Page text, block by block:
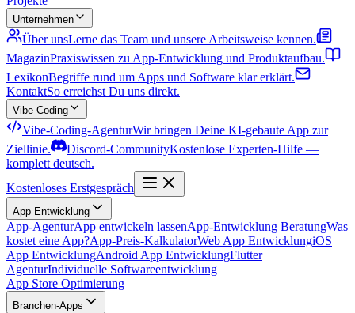
Unternehmen
Über unsLerne das Team und unsere Arbeitsweise kennen.
MagazinPraxiswissen zu App-Entwicklung und Produktaufbau.
LexikonBegriffe rund um Apps und Software klar erklärt.
KontaktSo erreichst Du uns direkt.
Vibe Coding
Vibe-Coding-AgenturWir bringen Deine KI-gebaute App zur
Ziellinie.
Discord-CommunityKostenlose Experten-Hilfe —
komplett deutsch.
Kostenloses Erstgespräch
App Entwicklung
App-AgenturApp entwickeln lassenApp-Entwicklung BeratungWas
kostet eine App?App-Preis-KalkulatorWeb App EntwicklungiOS
App EntwicklungAndroid App EntwicklungFlutter
AgenturIndividuelle Softwareentwicklung
App Store Optimierung
Branchen-Apps